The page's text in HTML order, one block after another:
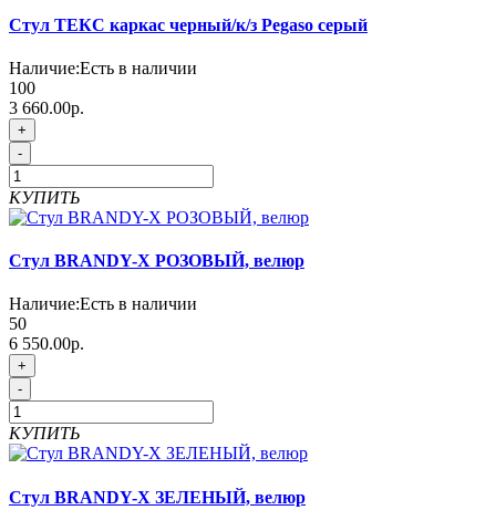
Стул ТЕКС каркас черный/к/з Pegaso серый
Наличие:Есть в наличии
100
3 660.00р.
+
-
КУПИТЬ
Стул BRANDY-X РОЗОВЫЙ, велюр
Наличие:Есть в наличии
50
6 550.00р.
+
-
КУПИТЬ
Стул BRANDY-X ЗЕЛЕНЫЙ, велюр